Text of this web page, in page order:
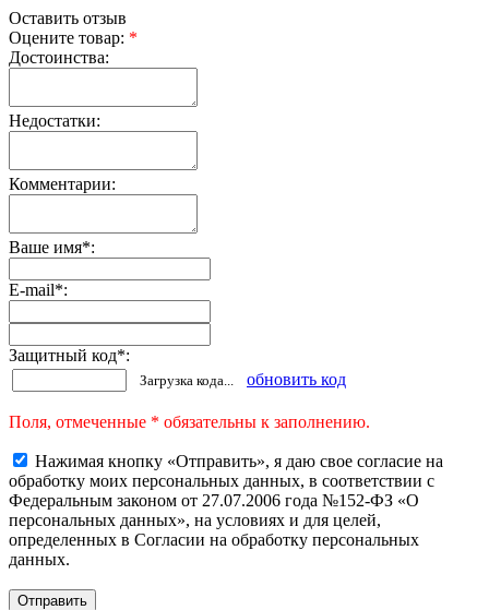
Оставить отзыв
Оцените товар: *
Достоинства:
Недостатки:
Комментарии:
Ваше имя*:
E-mail*:
Защитный код*:
Загрузка кода... обновить код
Поля, отмеченные * обязательны к заполнению.
Нажимая кнопку «Отправить», я даю свое согласие на
обработку моих персональных данных, в соответствии с
Федеральным законом от 27.07.2006 года №152-ФЗ «О
персональных данных», на условиях и для целей,
определенных в Согласии на обработку персональных
данных.